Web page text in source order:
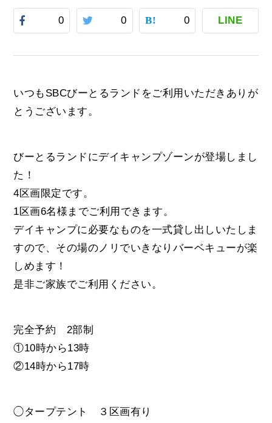
0 0 0 LINE
いつもSBCびーとるランドをご利用いただきありが
とうございます。
びーとるランドにデイキャンプゾーンが登場しまし
た！
4区画限定です。
1区画6名様までご利用できます。
デイキャンプに必要なものを一式貸し出しいたしま
すので、その場のノリでいきなりバーベキューが楽
しめます！
是非ご家族でご利用ください。
完全予約 2部制
①10時から13時
②14時から17時
◯タープテント ３区画有り